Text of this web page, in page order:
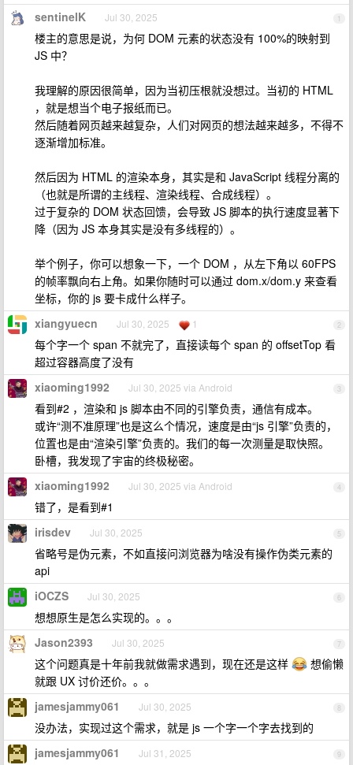
1
sentinelK Jul 30, 2025
楼主的意思是说，为何 DOM 元素的状态没有 100%的映射到
JS 中？
我理解的原因很简单，因为当初压根就没想过。当初的 HTML
，就是想当个电子报纸而已。
然后随着网页越来越复杂，人们对网页的想法越来越多，不得不
逐渐增加标准。
然后因为 HTML 的渲染本身，其实是和 JavaScript 线程分离的
（也就是所谓的主线程、渲染线程、合成线程）。
过于复杂的 DOM 状态回馈，会导致 JS 脚本的执行速度显著下
降（因为 JS 本身其实是没有多线程的）。
举个例子，你可以想象一下，一个 DOM ，从左下角以 60FPS
的帧率飘向右上角。如果你随时可以通过 dom.x/dom.y 来查看
坐标，你的 js 要卡成什么样子。
2
xiangyuecn Jul 30, 2025 1
每个字一个 span 不就完了，直接读每个 span 的 offsetTop 看
超过容器高度了没有
3
xiaoming1992 Jul 30, 2025 via Android
看到#2 ，渲染和 js 脚本由不同的引擎负责，通信有成本。
或许“测不准原理”也是这么个情况，速度是由“js 引擎”负责的，
位置也是由“渲染引擎”负责的。我们的每一次测量是取快照。
卧槽，我发现了宇宙的终极秘密。
4
xiaoming1992 Jul 30, 2025 via Android
错了，是看到#1
5
irisdev Jul 30, 2025
省略号是伪元素，不如直接问浏览器为啥没有操作伪类元素的
api
6
iOCZS Jul 30, 2025
想想原生是怎么实现的。。。
7
Jason2393 Jul 30, 2025
这个问题真是十年前我就做需求遇到，现在还是这样
想偷懒
就跟 UX 讨价还价。。。
8
jamesjammy061 Jul 30, 2025
没办法，实现过这个需求，就是 js 一个字一个字去找到的
9
jamesjammy061 Jul 31, 2025